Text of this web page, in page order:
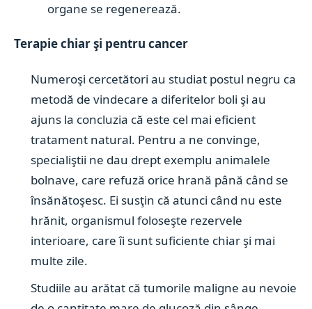
organe se regenerează.
Terapie chiar şi pentru cancer
Numeroşi cercetători au studiat postul negru ca
metodă de vindecare a diferitelor boli şi au
ajuns la concluzia că este cel mai eficient
tratament natural. Pentru a ne convinge,
specialiştii ne dau drept exemplu animalele
bolnave, care refuză orice hrană până când se
însănătoşesc. Ei susţin că atunci când nu este
hrănit, organismul foloseşte rezervele
interioare, care îi sunt suficiente chiar şi mai
multe zile.
Studiile au arătat că tumorile maligne au nevoie